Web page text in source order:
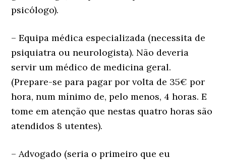
psicólogo).
– Equipa médica especializada (necessita de
psiquiatra ou neurologista). Não deveria
servir um médico de medicina geral.
(Prepare-se para pagar por volta de 35€ por
hora, num mínimo de, pelo menos, 4 horas. E
tome em atenção que nestas quatro horas são
atendidos 8 utentes).
– Advogado (seria o primeiro que eu